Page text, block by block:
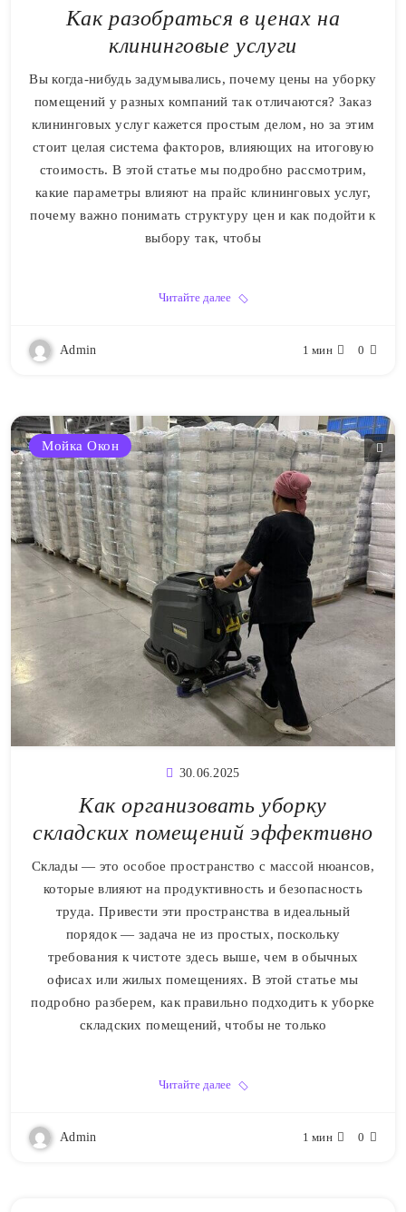
Как разобраться в ценах на
клининговые услуги
Вы когда-нибудь задумывались, почему цены на уборку
помещений у разных компаний так отличаются? Заказ
клининговых услуг кажется простым делом, но за этим
стоит целая система факторов, влияющих на итоговую
стоимость. В этой статье мы подробно рассмотрим,
какие параметры влияют на прайс клининговых услуг,
почему важно понимать структуру цен и как подойти к
выбору так, чтобы
Читайте далее
Admin 1 мин 0
Мойка Окон
30.06.2025
Как организовать уборку
складских помещений эффективно
Склады — это особое пространство с массой нюансов,
которые влияют на продуктивность и безопасность
труда. Привести эти пространства в идеальный
порядок — задача не из простых, поскольку
требования к чистоте здесь выше, чем в обычных
офисах или жилых помещениях. В этой статье мы
подробно разберем, как правильно подходить к уборке
складских помещений, чтобы не только
Читайте далее
Admin 1 мин 0